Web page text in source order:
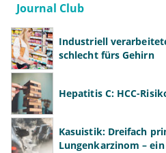
Journal Club
Industriell
schlecht fürs Gehirn
Hepatitis C: HCC-
Kasuistik: Dreifach
Lungenkarzinom –